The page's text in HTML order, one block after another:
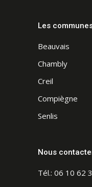
Les
Beauvais
Chambly
Creil
Compiègne
Senlis
Nous
Tél.: 06 10 62